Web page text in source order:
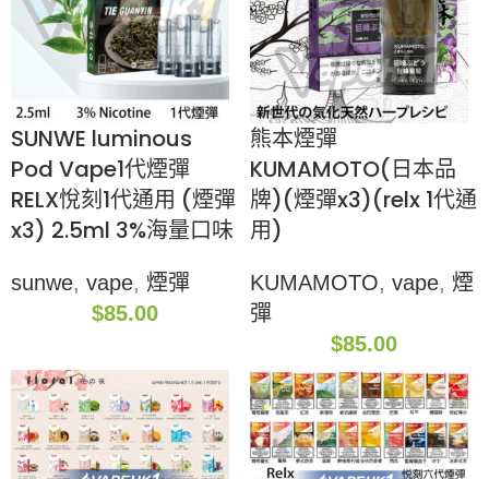
SUNWE luminous
Pod Vape1代煙彈
RELX悅刻1代通用 (煙彈
x3) 2.5ml 3%海量口味
sunwe, vape, 煙彈
$85.00
熊本煙彈
KUMAMOTO(日本品
牌)(煙彈x3)(relx 1代通
用)
KUMAMOTO, vape, 煙
彈
$85.00